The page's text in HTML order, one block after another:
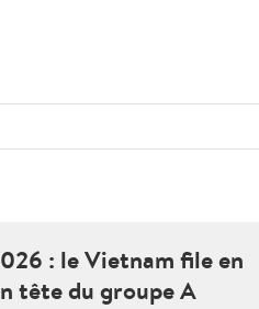
: le Vietnam file en
tête du groupe A